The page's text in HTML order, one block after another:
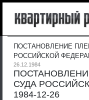
ПОСТАНОВЛЕНИЕ
РОССИЙСКОЙ
26.12.1984
СУДА
1984-12-26